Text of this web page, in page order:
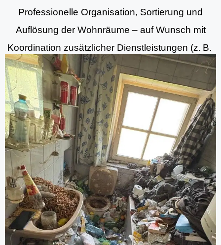
Professionelle Organisation, Sortierung und
Auflösung der Wohnräume – auf Wunsch mit
Koordination zusätzlicher Dienstleistungen (z. B.
Aufräumung, Entrümpelungsdiensten und
Grundreinigung).